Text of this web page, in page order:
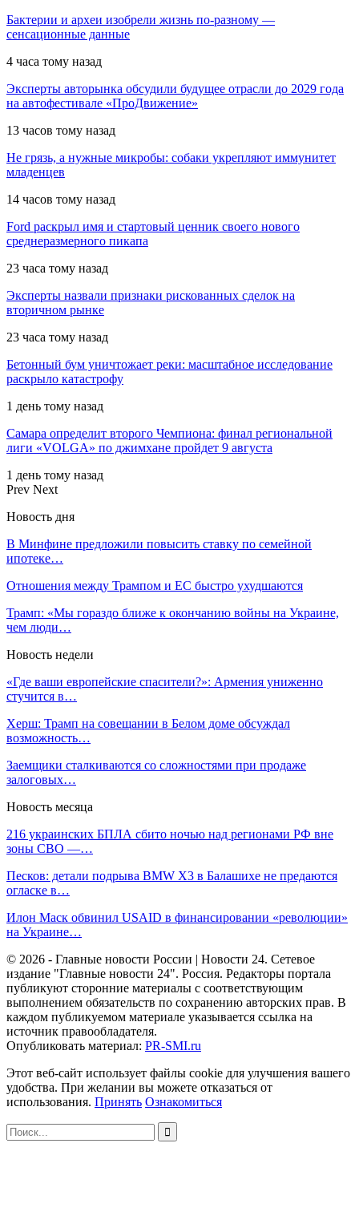
Бактерии и археи изобрели жизнь по-разному —
сенсационные данные
4 часа тому назад
Эксперты авторынка обсудили будущее отрасли до 2029 года
на автофестивале «ПроДвижение»
13 часов тому назад
Не грязь, а нужные микробы: собаки укрепляют иммунитет
младенцев
14 часов тому назад
Ford раскрыл имя и стартовый ценник своего нового
среднеразмерного пикапа
23 часа тому назад
Эксперты назвали признаки рискованных сделок на
вторичном рынке
23 часа тому назад
Бетонный бум уничтожает реки: масштабное исследование
раскрыло катастрофу
1 день тому назад
Самара определит второго Чемпиона: финал региональной
лиги «VOLGA» по джимхане пройдет 9 августа
1 день тому назад
Prev Next
Новость дня
В Минфине предложили повысить ставку по семейной
ипотеке…
Отношения между Трампом и ЕС быстро ухудшаются
Трамп: «Мы гораздо ближе к окончанию войны на Украине,
чем люди…
Новость недели
«Где ваши европейские спасители?»: Армения униженно
стучится в…
Херш: Трамп на совещании в Белом доме обсуждал
возможность…
Заемщики сталкиваются со сложностями при продаже
залоговых…
Новость месяца
216 украинских БПЛА сбито ночью над регионами РФ вне
зоны СВО —…
Песков: детали подрыва BMW X3 в Балашихе не предаются
огласке в…
Илон Маск обвинил USAID в финансировании «революции»
на Украине…
© 2026 - Главные новости России | Новости 24. Сетевое
издание "Главные новости 24". Россия. Редакторы портала
публикуют сторонние материалы с соответствующим
выполнением обязательств по сохранению авторских прав. В
каждом публикуемом материале указывается ссылка на
источник правообладателя.
Опубликовать материал: PR-SMI.ru
Этот веб-сайт использует файлы cookie для улучшения вашего
удобства. При желании вы можете отказаться от
использования. Принять Ознакомиться